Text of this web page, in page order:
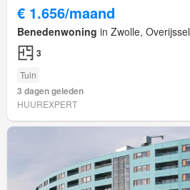
€ 1.656/maand
Benedenwoning in Zwolle, Overijssel
3
Tuin
3 dagen geleden
HUUREXPERT